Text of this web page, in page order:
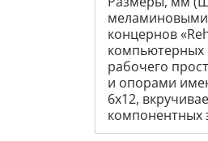
меламиновыми
концернов
компьютерных
рабочего
и опорами
6х12,
компонентных